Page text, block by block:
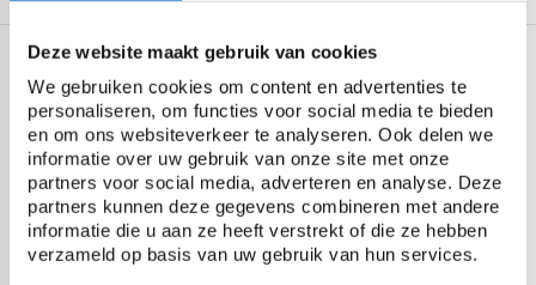
Deze website maakt gebruik van cookies
We gebruiken cookies om content en advertenties te
personaliseren, om functies voor social media te bieden
en om ons websiteverkeer te analyseren. Ook delen we
informatie over uw gebruik van onze site met onze
partners voor social media, adverteren en analyse. Deze
partners kunnen deze gegevens combineren met andere
informatie die u aan ze heeft verstrekt of die ze hebben
verzameld op basis van uw gebruik van hun services.
Spécifications
Geen specificaties beschikbaar.
Vragen over dit product:
Start chat